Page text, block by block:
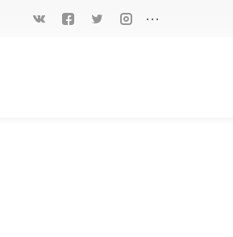
...